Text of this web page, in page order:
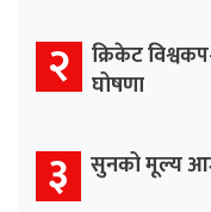
२ क्रिकेट
घोषणा
३ सुनको मूल्य